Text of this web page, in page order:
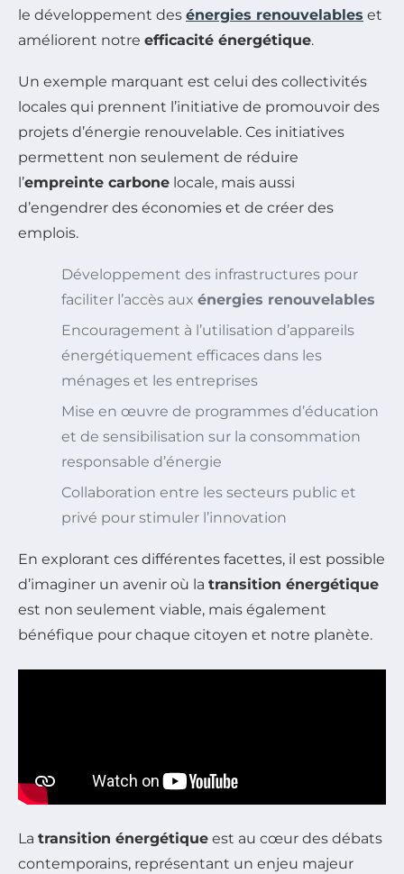
le développement des énergies renouvelables et
améliorent notre efficacité énergétique.
Un exemple marquant est celui des collectivités
locales qui prennent l’initiative de promouvoir des
projets d’énergie renouvelable. Ces initiatives
permettent non seulement de réduire
l’empreinte carbone locale, mais aussi
d’engendrer des économies et de créer des
emplois.
Développement des infrastructures pour
faciliter l’accès aux énergies renouvelables
Encouragement à l’utilisation d’appareils
énergétiquement efficaces dans les
ménages et les entreprises
Mise en œuvre de programmes d’éducation
et de sensibilisation sur la consommation
responsable d’énergie
Collaboration entre les secteurs public et
privé pour stimuler l’innovation
En explorant ces différentes facettes, il est possible
d’imaginer un avenir où la transition énergétique
est non seulement viable, mais également
bénéfique pour chaque citoyen et notre planète.
La transition énergétique est au cœur des débats
contemporains, représentant un enjeu majeur